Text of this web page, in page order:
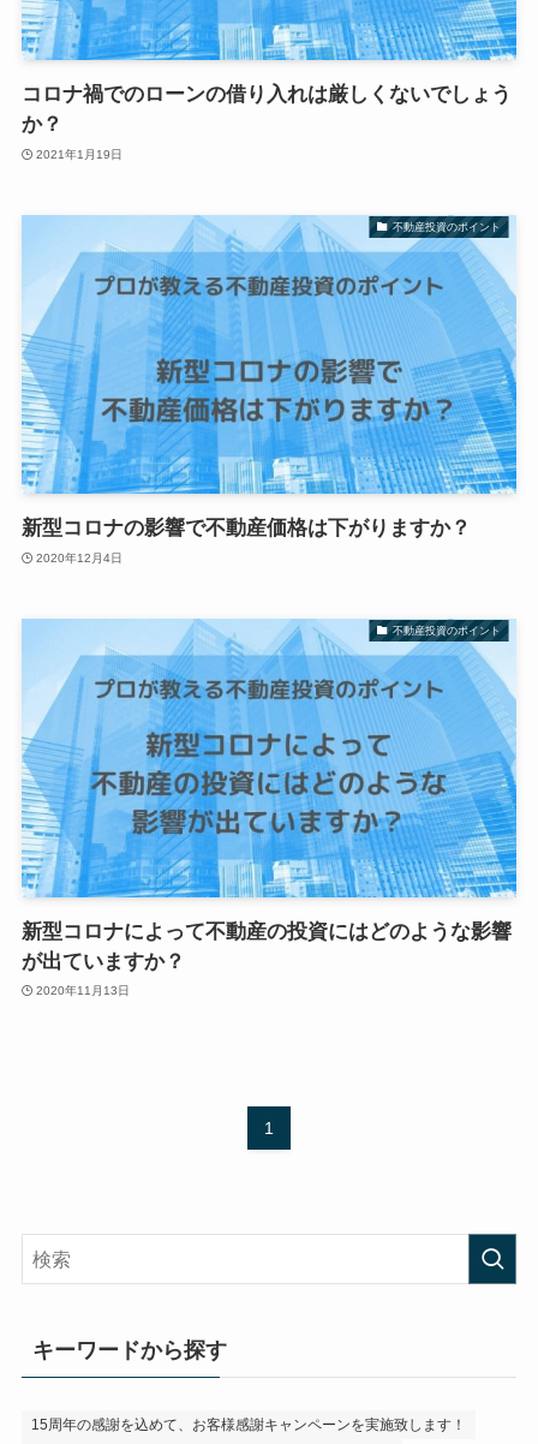
コロナ禍でのローンの借り入れは厳しくないでしょう
か？
2021年1月19日
不動産投資のポイント
新型コロナの影響で不動産価格は下がりますか？
2020年12月4日
不動産投資のポイント
新型コロナによって不動産の投資にはどのような影響
が出ていますか？
2020年11月13日
1
キーワードから探す
15周年の感謝を込めて、お客様感謝キャンペーンを実施致します！